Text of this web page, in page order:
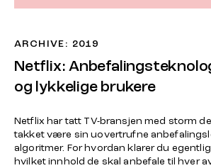
ARCHIVE: 2019
Netflix:
og lykkelige brukere
Netflix har tatt TV-bransjen med storm
takket være sin uovertrufne
algoritmer. For hvordan klarer du
hvilket innhold de skal anbefale til hver